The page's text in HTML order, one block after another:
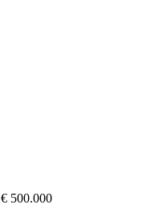
€ 500.000